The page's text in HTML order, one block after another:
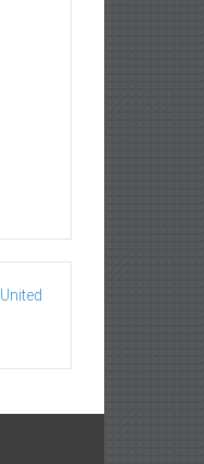
United